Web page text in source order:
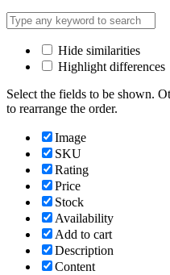
Hide similarities
Highlight differences
Select the fields to be shown.
to rearrange the order.
Image
SKU
Rating
Price
Stock
Availability
Add to cart
Description
Content